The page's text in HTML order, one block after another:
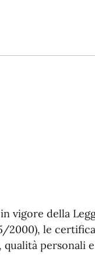
vigore della
2000), le
personali